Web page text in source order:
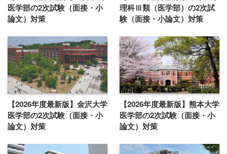
医学部の2次試験（面接・小
論文）対策
理科Ⅲ類（医学部）の2次試
験（面接・小論文）対策
【2026年度最新版】金沢大学
医学部の2次試験（面接・小
論文）対策
【2026年度最新版】熊本大学
医学部の2次試験（面接・小
論文）対策